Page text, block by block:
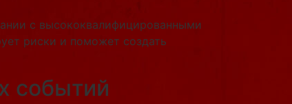
с высококвалифицированными
риски и поможет создать
событий